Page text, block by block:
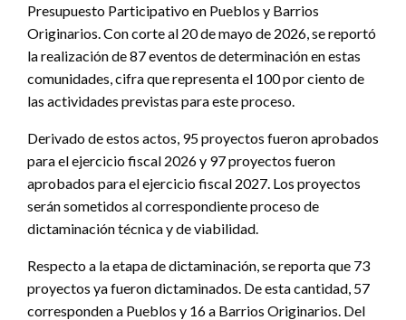
Presupuesto Participativo en Pueblos y Barrios
Originarios. Con corte al 20 de mayo de 2026, se reportó
la realización de 87 eventos de determinación en estas
comunidades, cifra que representa el 100 por ciento de
las actividades previstas para este proceso.
Derivado de estos actos, 95 proyectos fueron aprobados
para el ejercicio fiscal 2026 y 97 proyectos fueron
aprobados para el ejercicio fiscal 2027. Los proyectos
serán sometidos al correspondiente proceso de
dictaminación técnica y de viabilidad.
Respecto a la etapa de dictaminación, se reporta que 73
proyectos ya fueron dictaminados. De esta cantidad, 57
corresponden a Pueblos y 16 a Barrios Originarios. Del